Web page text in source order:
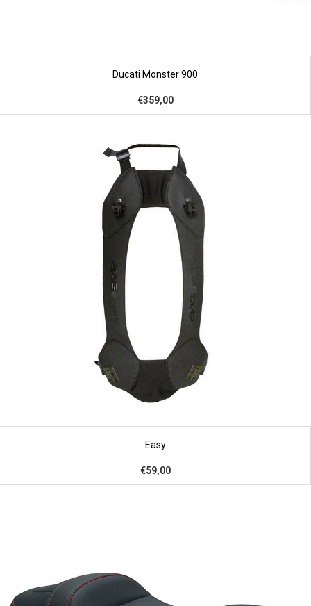
Ducati Monster 900
€359,00
Easy
€59,00